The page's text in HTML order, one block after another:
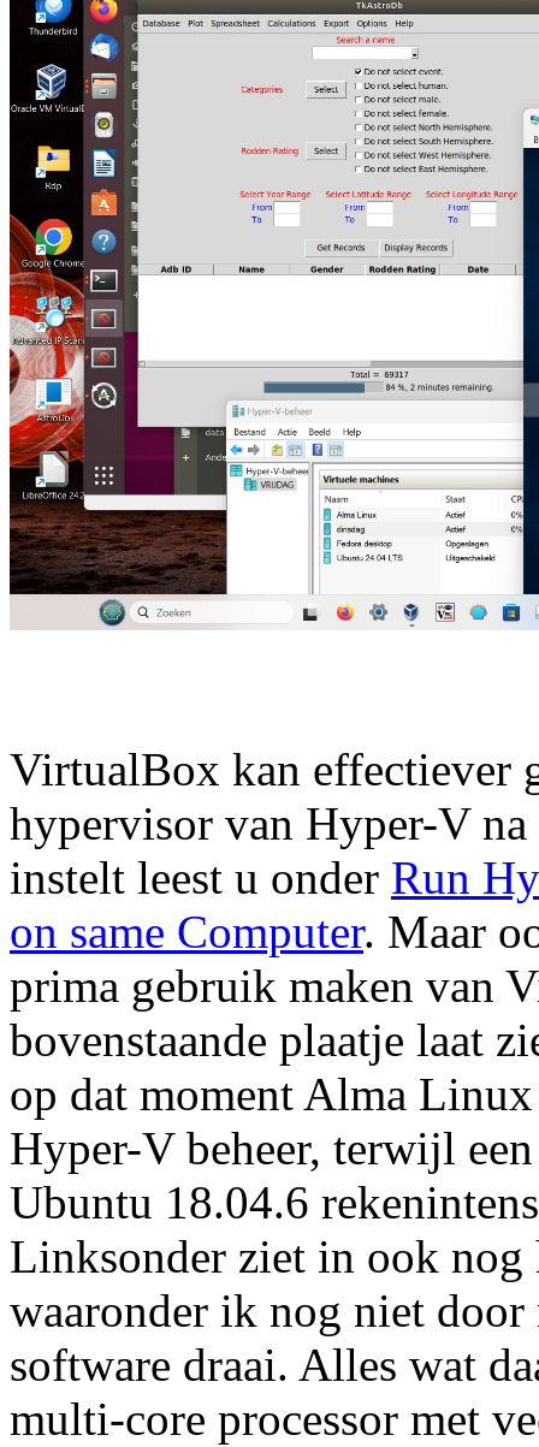
VirtualBox kan effectiever
hypervisor van Hyper-V na
instelt leest u onder Run
on same Computer. Maar
prima gebruik maken van
bovenstaande plaatje laat
op dat moment Alma
Hyper-V beheer, terwijl
Ubuntu 18.04.6
Linksonder ziet in ook
waaronder ik nog niet
software draai. Alles wat
multi-core processor met